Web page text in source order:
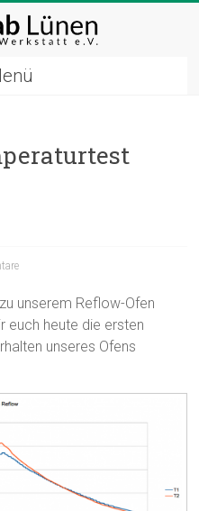
unserem Reflow-Ofen
euch heute die ersten
unseres Ofens